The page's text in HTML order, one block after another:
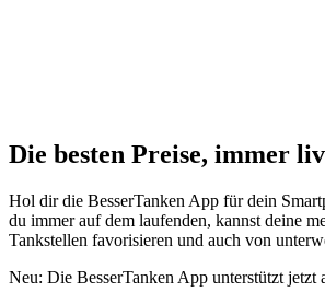
Die besten Preise, immer
Hol dir die BesserTanken App für dein
du immer auf dem laufenden, kannst deine
Tankstellen favorisieren und auch von
Neu: Die BesserTanken App unterstützt jetzt